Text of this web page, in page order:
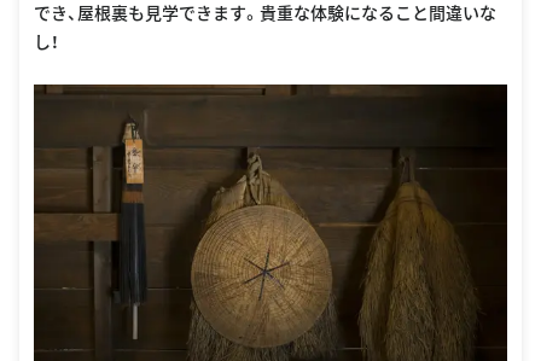
でき、屋根裏も見学できます。貴重な体験になること間違いな
し！